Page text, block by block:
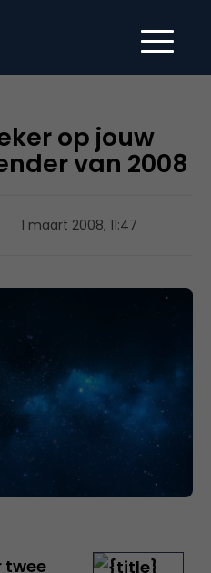
op jouw
van 2008
1 maart 2008, 11:47
twee